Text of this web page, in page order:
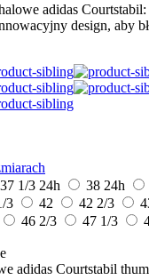
adidas
design, aby
37 1/3 24h 38 24h
3 42 42 2/3
46 2/3 47 1/3